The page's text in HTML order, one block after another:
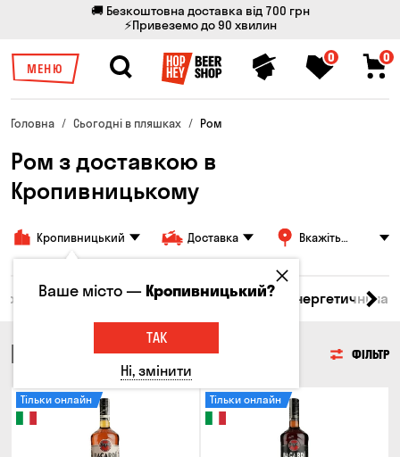
🚚 Безкоштовна доставка від 700 грн
⚡Привеземо до 90 хвилин
МЕНЮ
0 0
Головна Сьогодні в пляшках Ром
Ром з доставкою в
Кропивницькому
Кропивницький Доставка
Вкажіть
Джин Текіла Ром Вода Енергетичні
РОМ ФІЛЬТР
Тільки онлайн Тільки онлайн
Ваше місто —Кропивницький?
ТАК
Ні, змінити